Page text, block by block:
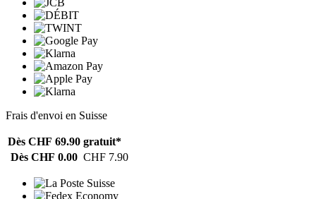
Frais d'envoi en Suisse
Dès CHF 69.90 gratuit*
Dès CHF 0.00 CHF 7.90